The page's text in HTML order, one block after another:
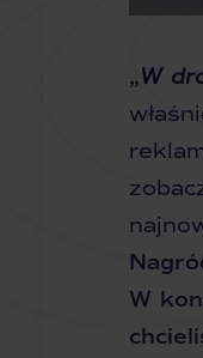
„W
W